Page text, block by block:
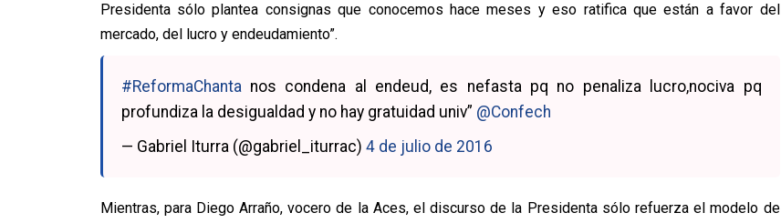
Presidenta sólo plantea consignas que conocemos hace meses y eso ratifica que están a favor del
mercado, del lucro y endeudamiento”.
#ReformaChantanos condena al endeud, es nefasta pq no penaliza lucro,nociva pq
profundiza la desigualdad y no hay gratuidad univ” @Confech
— Gabriel Iturra (@gabriel_iturrac) 4 de julio de 2016
Mientras, para Diego Arraño, vocero de la Aces, el discurso de la Presidenta sólo refuerza el modelo de